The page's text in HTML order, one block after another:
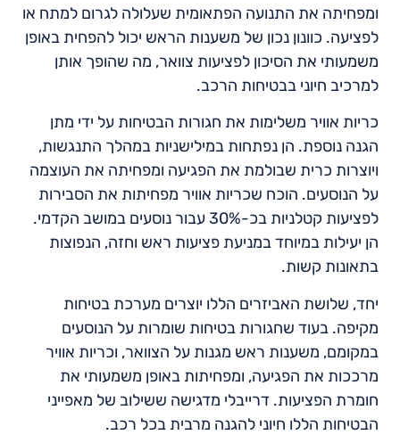
ומפחיתה את התנועה הפתאומית שעלולה לגרום למתח או
לפציעה. כוונון נכון של משענות הראש יכול להפחית באופן
משמעותי את הסיכון לפציעות צוואר, מה שהופך אותן
למרכיב חיוני בבטיחות הרכב.
כריות אוויר משלימות את חגורות הבטיחות על ידי מתן
הגנה נוספת. הן נפתחות במילישניות במהלך התנגשות,
ויוצרות כרית שבולמת את הפגיעה ומפחיתה את העוצמה
על הנוסעים. הוכח שכריות אוויר מפחיתות את הסבירות
לפציעות קטלניות בכ-30% עבור נוסעים במושב הקדמי.
הן יעילות במיוחד במניעת פציעות ראש וחזה, הנפוצות
בתאונות קשות.
יחד, שלושת האביזרים הללו יוצרים מערכת בטיחות
מקיפה. בעוד שחגורות בטיחות שומרות על הנוסעים
במקומם, משענות ראש מגנות על הצוואר, וכריות אוויר
מרככות את הפגיעה, ומפחיתות באופן משמעותי את
חומרת הפציעות. דרייבלי מדגישה ששילוב של מאפייני
הבטיחות הללו חיוני להגנה מרבית בכל רכב.